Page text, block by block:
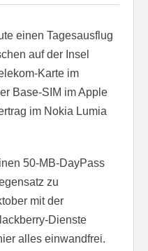
einen Tagesausflug
auf der Insel
Karte im
Base-SIM im Apple
im Nokia Lumia
50-MB-DayPass
zu
mit der
Dienste
alles einwandfrei.